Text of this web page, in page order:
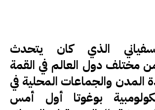
الذي كان يتحدث
مختلف دول العالم في القمة
المدن والجماعات المحلية في
بوغوتا أول أمس